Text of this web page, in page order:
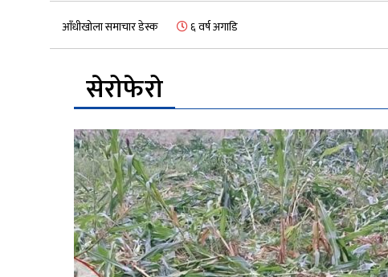
आँधीखोला समाचार डेस्क ६ वर्ष अगाडि
सेरोफेरो